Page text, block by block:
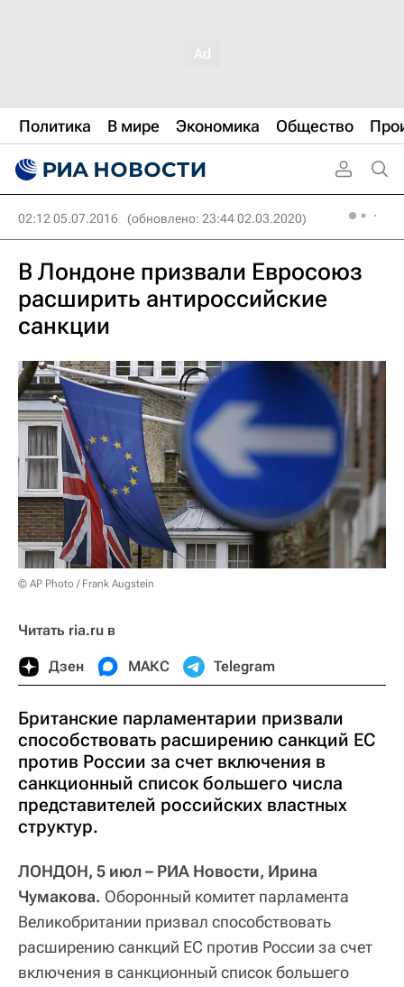
Политика В мире Экономика Общество
02:12 05.07.2016 (обновлено: 23:44 02.03.2020)
В Лондоне призвали Евросоюз
расширить антироссийские
санкции
© AP Photo / Frank Augstein
Читать ria.ru в
Дзен МАКС Telegram
Британские парламентарии призвали
способствовать расширению санкций ЕС
против России за счет включения в
санкционный список большего числа
представителей российских властных
структур.
ЛОНДОН, 5 июл – РИА Новости, Ирина
Чумакова. Оборонный комитет парламента
Великобритании призвал способствовать
расширению санкций ЕС против России за счет
включения в санкционный список большего